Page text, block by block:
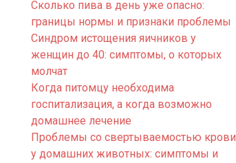
Сколько пива в день уже опасно:
границы нормы и признаки проблемы
Синдром истощения яичников у
женщин до 40: симптомы, о которых
молчат
Когда питомцу необходима
госпитализация, а когда возможно
домашнее лечение
Проблемы со свертываемостью крови
у домашних животных: симптомы и